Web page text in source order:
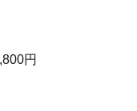
円